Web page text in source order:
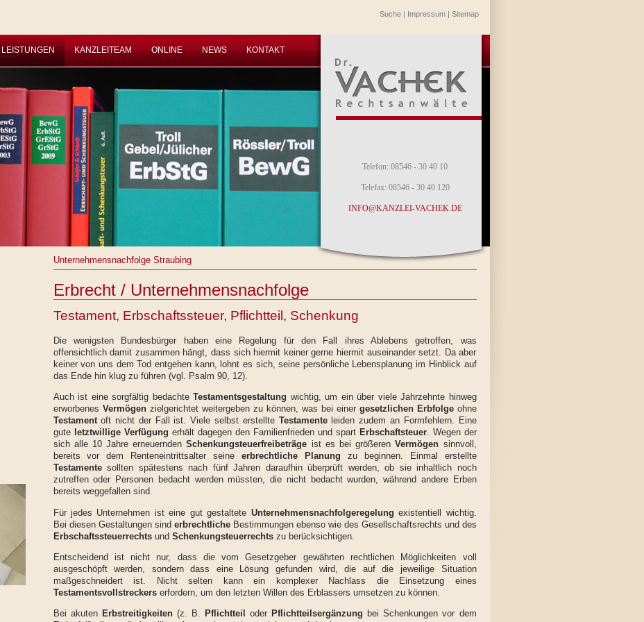
Suche| Impressum| Sitemap
LEISTUNGEN KANZLEITEAM ONLINE NEWS KONTAKT
Telefon: 08546 - 30 40 10
Telefax: 08546 - 30 40 120
INFO@KANZLEI-VACHEK.DE
Unternehmensnachfolge Straubing
Erbrecht / Unternehmensnachfolge
Testament, Erbschaftssteuer, Pflichtteil, Schenkung
Die wenigsten Bundesbürger haben eine Regelung für den Fall ihres Ablebens getroffen, was
offensichtlich damit zusammen hängt, dass sich hiermit keiner gerne hiermit auseinander setzt. Da aber
keiner von uns dem Tod entgehen kann, lohnt es sich, seine persönliche Lebensplanung im Hinblick auf
das Ende hin klug zu führen (vgl. Psalm 90, 12).
Auch ist eine sorgfältig bedachte Testamentsgestaltung wichtig, um ein über viele Jahrzehnte hinweg
erworbenes Vermögenzielgerichtet weitergeben zu können, was bei einer gesetzlichen Erbfolgeohne
Testamentoft nicht der Fall ist. Viele selbst erstellte Testamenteleiden zudem an Formfehlern. Eine
gute letztwillige Verfügung erhält dagegen den Familienfrieden und spart Erbschaftsteuer. Wegen der
sich alle 10 Jahre erneuerndenSchenkungsteuerfreibeträge ist es bei größerenVermögen sinnvoll,
bereits vor dem Renteneintrittsalter seine erbrechtliche Planung zu beginnen. Einmal erstellte
Testamentesollten spätestens nach fünf Jahren daraufhin überprüft werden, ob sie inhaltlich noch
zutreffen oder Personen bedacht werden müssten, die nicht bedacht wurden, während andere Erben
bereits weggefallen sind.
Für jedes Unternehmen ist eine gut gestaltete Unternehmensnachfolgeregelung existentiell wichtig.
Bei diesen Gestaltungen sind erbrechtlicheBestimmungen ebenso wie des Gesellschaftsrechts und des
Erbschaftssteuerrechtsund Schenkungsteuerrechtszu berücksichtigen.
Entscheidend ist nicht nur, dass die vom Gesetzgeber gewährten rechtlichen Möglichkeiten voll
ausgeschöpft werden, sondern dass eine Lösung gefunden wird, die auf die jeweilige Situation
maßgeschneidert ist. Nicht selten kann ein komplexer Nachlass die Einsetzung eines
Testamentsvollstreckerserfordern, um den letzten Willen des Erblassers umsetzen zu können.
Bei akuten Erbstreitigkeiten(z. B. Pflichtteil oder Pflichtteilsergänzung bei Schenkungen vor dem